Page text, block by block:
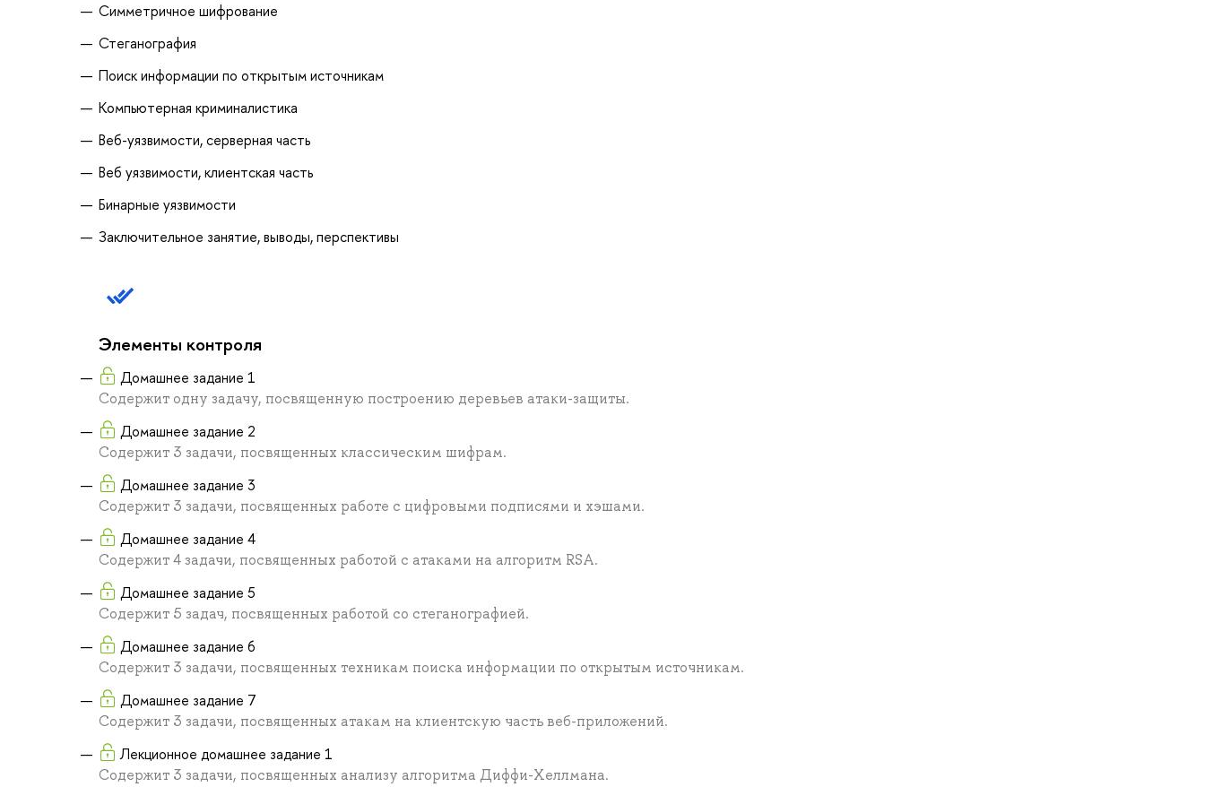
Симметричное шифрование
Стеганография
Поиск информации по открытым источникам
Компьютерная криминалистика
Веб-уязвимости, серверная часть
Веб уязвимости, клиентская часть
Бинарные уязвимости
Заключительное занятие, выводы, перспективы
Элементы контроля
Домашнее задание 1
Содержит одну задачу, посвященную построению деревьев атаки-защиты.
Домашнее задание 2
Содержит 3 задачи, посвященных классическим шифрам.
Домашнее задание 3
Содержит 3 задачи, посвященных работе с цифровыми подписями и хэшами.
Домашнее задание 4
Содержит 4 задачи, посвященных работой с атаками на алгоритм RSA.
Домашнее задание 5
Содержит 5 задач, посвященных работой со стеганографией.
Домашнее задание 6
Содержит 3 задачи, посвященных техникам поиска информации по открытым источникам.
Домашнее задание 7
Содержит 3 задачи, посвященных атакам на клиентскую часть веб-приложений.
Лекционное домашнее задание 1
Содержит 3 задачи, посвященных анализу алгоритма Диффи-Хеллмана.